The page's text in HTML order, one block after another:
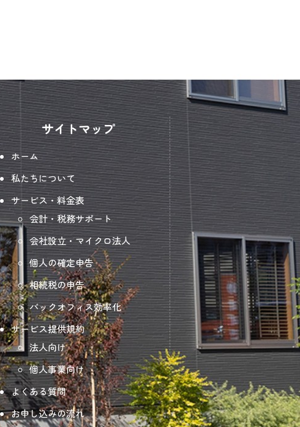
サイトマップ
ホーム
私たちについて
サービス・料金表
会計・税務サポート
会社設立・マイクロ法人
個人の確定申告
相続税の申告
バックオフィス効率化
サービス提供規約
法人向け
個人事業向け
よくある質問
お申し込みの流れ